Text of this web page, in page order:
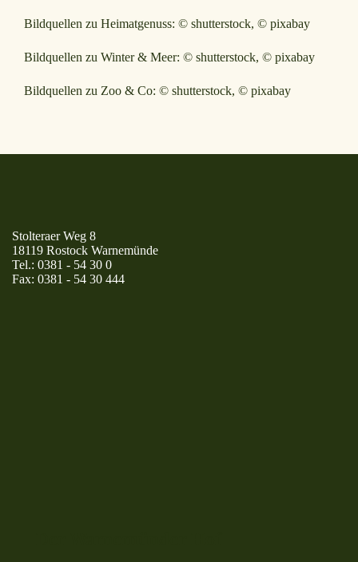
Bildquellen zu Heimatgenuss: © shutterstock, © pixabay
Bildquellen zu Winter & Meer: © shutterstock, © pixabay
Bildquellen zu Zoo & Co: © shutterstock, © pixabay
Stolteraer Weg 8
18119 Rostock Warnemünde
Tel.: 0381 - 54 30 0
Fax: 0381 - 54 30 444